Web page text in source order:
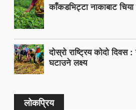
काँकडभिट्टा नाकाबाट
दोस्रो राष्ट्रिय कोदो
घटाउने लक्ष्य
लोकप्रिय